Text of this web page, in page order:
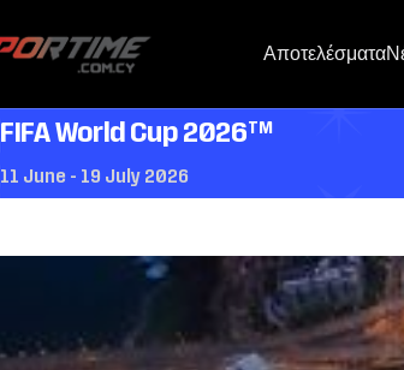
Αποτελέσματα
FIFA World Cup 2026TM
11 June - 19 July 2026